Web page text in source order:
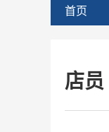
首页
店员